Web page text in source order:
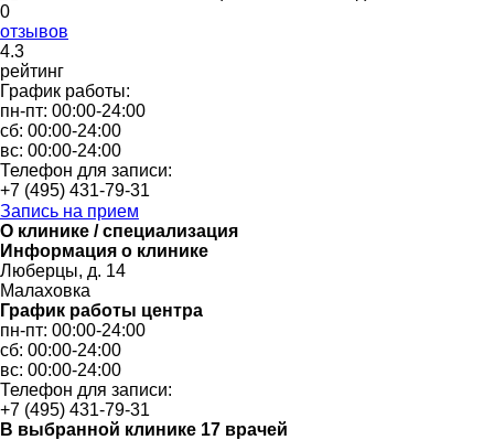
0
отзывов
4.3
рейтинг
График работы:
пн-пт: 00:00-24:00
сб: 00:00-24:00
вс: 00:00-24:00
Телефон для записи:
+7 (495) 431-79-31
Запись на прием
О клинике / специализация
Информация о клинике
Люберцы, д. 14
Малаховка
График работы центра
пн-пт: 00:00-24:00
сб: 00:00-24:00
вс: 00:00-24:00
Телефон для записи:
+7 (495) 431-79-31
В выбранной клинике 17 врачей